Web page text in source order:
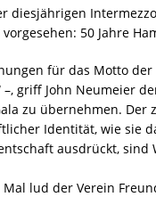
diesjährigen
50 Jahre
für das Motto
–, griff John Neumeier
zu übernehmen.
Identität, wie sie
ausdrückt,
lud der Verein